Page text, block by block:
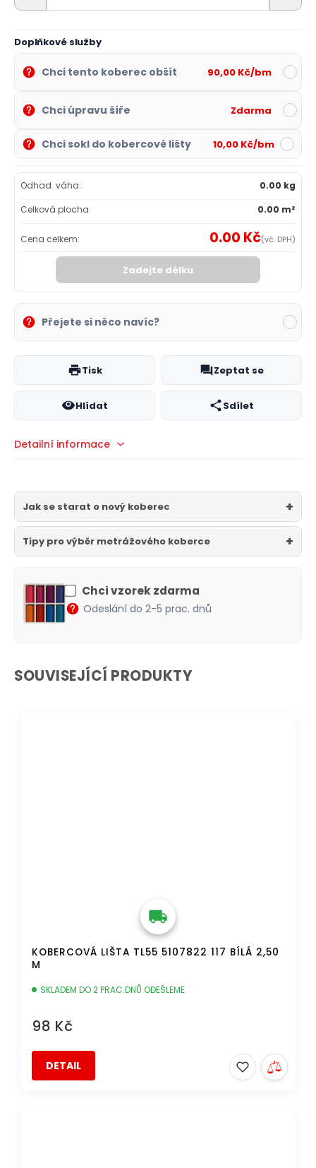
Doplňkové služby
Chci tento koberec obšít 90,00 Kč/bm
Chci úpravu šíře Zdarma
Chci sokl do kobercové lišty 10,00 Kč/bm
Odhad. váha:
0.00 kg
Celková plocha:
0.00 m²
Cena celkem: 0.00 Kč(vč. DPH)
Zadejte délku
Přejete si něco navíc?
Tisk Zeptat se
Hlídat Sdílet
Detailní informace
Jak se starat o nový koberec
Tipy pro výběr metrážového koberce
Chci vzorek zdarma
Odeslání do 2-5 prac. dnů
SOUVISEJÍCÍ PRODUKTY
KOBERCOVÁ LIŠTA TL55 5107822 117 BÍLÁ 2,50
M
SKLADEM DO 2 PRAC.DNŮ ODEŠLEME
98 Kč
DETAIL